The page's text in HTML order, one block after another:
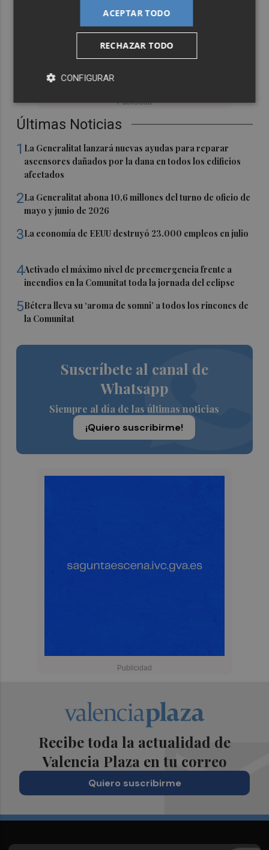
Últimas Noticias
1 La Generalitat lanzará nuevas ayudas para reparar
ascensores dañados por la dana en todos los edificios
afectados
2La Generalitat abona 10,6 millones del turno de oficio de
mayo y junio de 2026
3La economía de EEUU destruyó 23.000 empleos en julio
4Activado el máximo nivel de preemergencia frente a
incendios en la Comunitat toda la jornada del eclipse
5Bétera lleva su ‘aroma de somni’ a todos los rincones de
la Comunitat
Suscríbete al canal de
Whatsapp
Siempre al día de las últimas noticias
¡Quiero suscribirme!
Recibe toda la actualidad de
Valencia Plaza en tu correo
Quiero suscribirme
ACEPTAR TODO
RECHAZAR TODO
CONFIGURAR